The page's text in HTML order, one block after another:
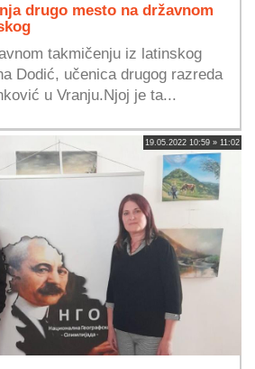
drugo mesto na državnom
takmičenju iz latinskog
Dodić, učenica drugog razreda
u Vranju.Njoj je ta...
19.05.2022 10:59 » 11:02